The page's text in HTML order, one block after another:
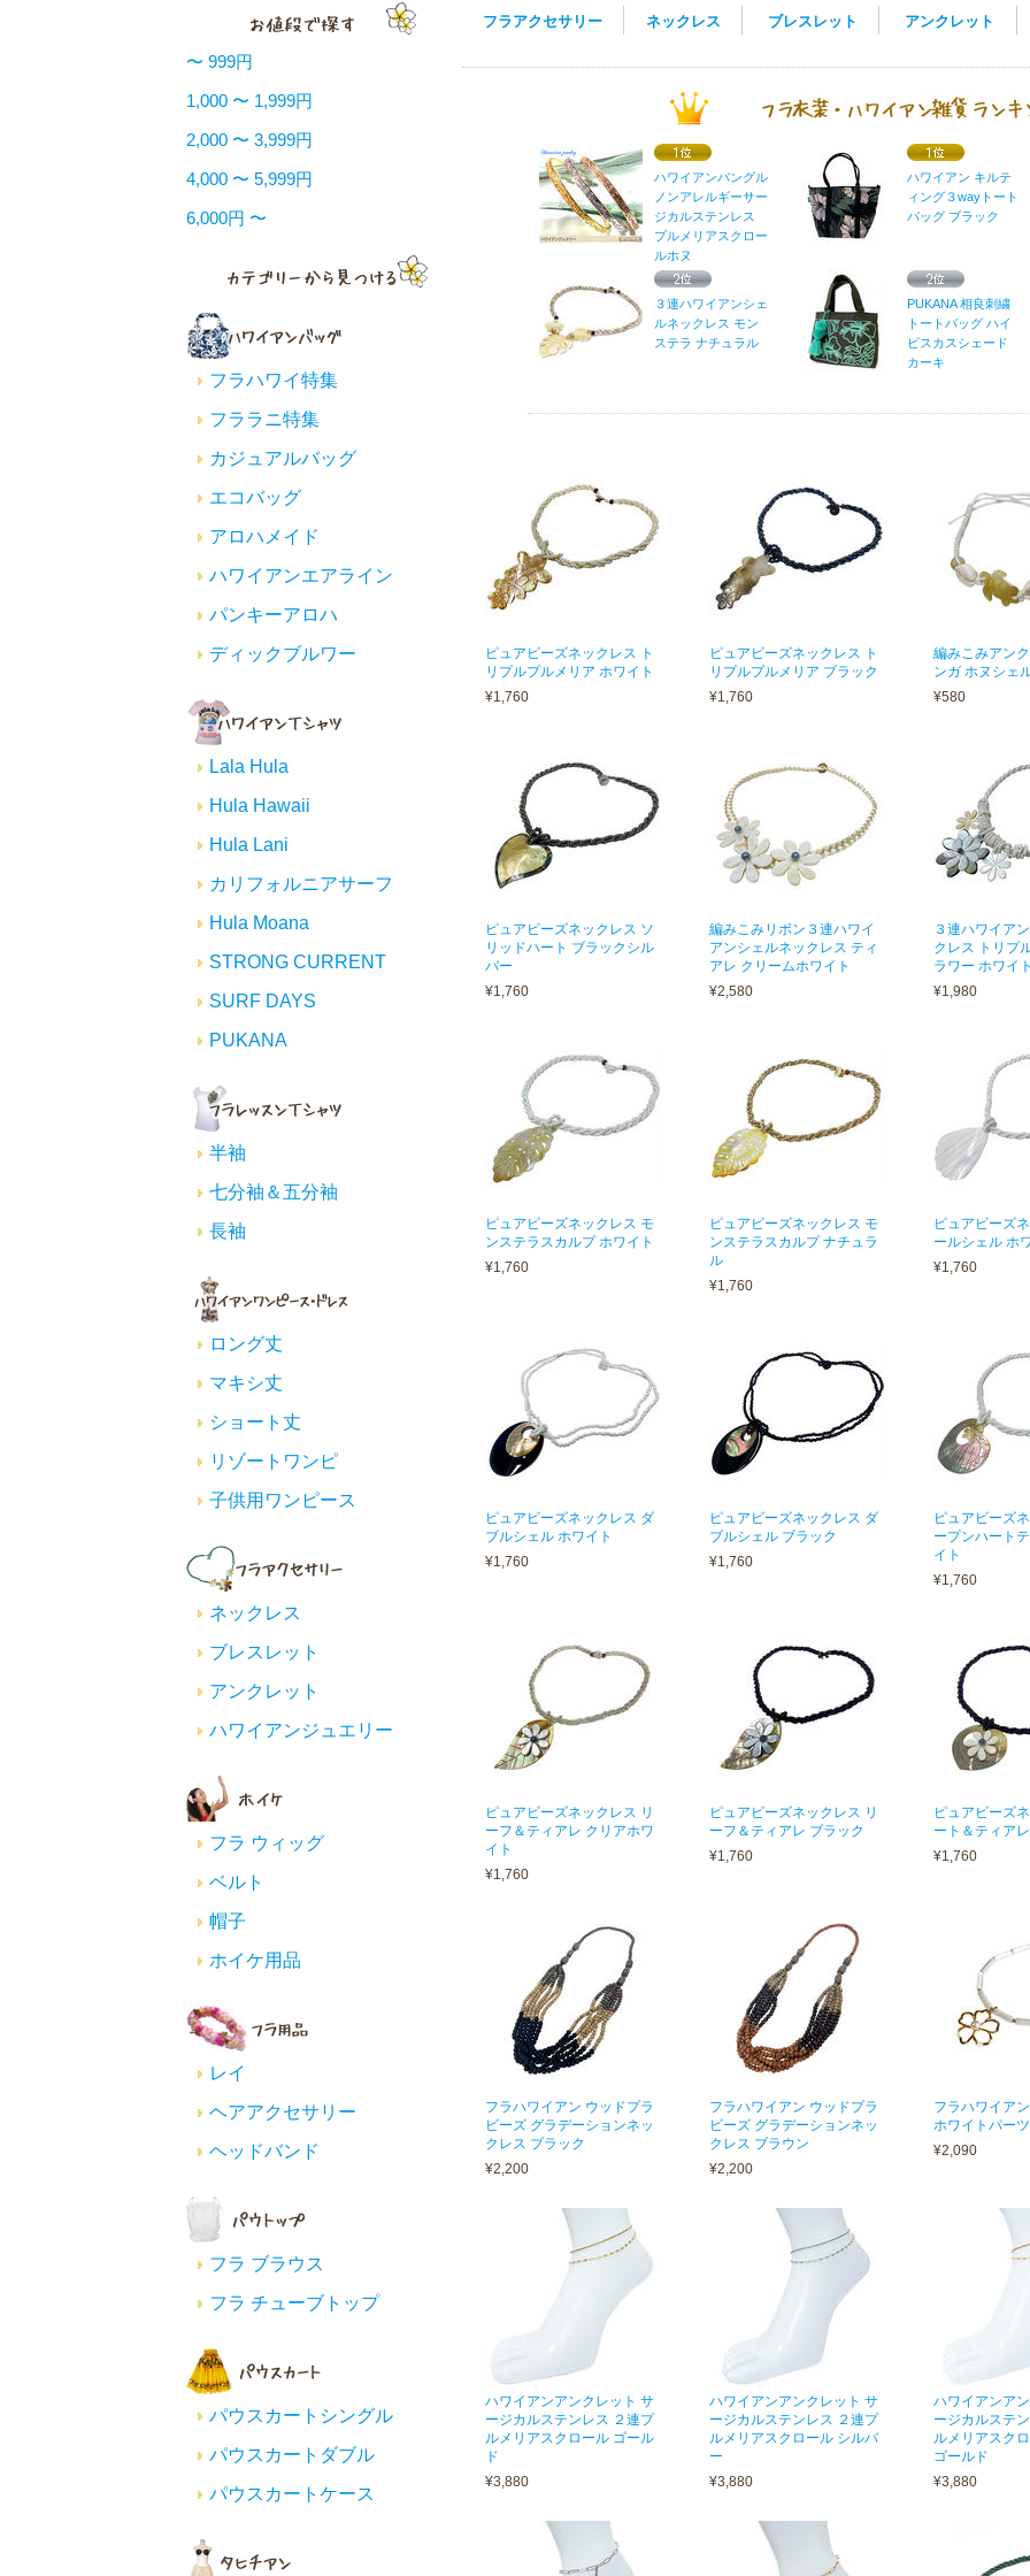
フラアクセサリー ネックレス ブレスレット アンクレット
ハワイアンバングル
ノンアレルギーサー
ジカルステンレス
プルメリアスクロー
ルホヌ
３連ハワイアンシェ
ルネックレス モン
ステラ ナチュラル
ハワイアン キルテ
ィング３wayトート
バッグ ブラック
PUKANA 相良刺繍
トートバッグ ハイ
ビスカスシェード
カーキ
ピュアビーズネックレス ト
リプルプルメリア ホワイト
¥1,760
ピュアビーズネックレス ト
リプルプルメリア ブラック
¥1,760
編みこみアン
ンガ ホヌシェ
¥580
ピュアビーズネックレス ソ
リッドハート ブラックシル
バー
¥1,760
編みこみリボン３連ハワイ
アンシェルネックレス ティ
アレ クリームホワイト
¥2,580
３連ハワイア
クレス トリプ
ラワー ホワイ
¥1,980
ピュアビーズネックレス モ
ンステラスカルプ ホワイト
¥1,760
ピュアビーズネックレス モ
ンステラスカルプ ナチュラ
ル
¥1,760
ピュアビーズ
ールシェル ホ
¥1,760
ピュアビーズネックレス ダ
ブルシェル ホワイト
¥1,760
ピュアビーズネックレス ダ
ブルシェル ブラック
¥1,760
ピュアビーズ
ープンハート
イト
¥1,760
ピュアビーズネックレス リ
ーフ＆ティアレ クリアホワ
イト
¥1,760
ピュアビーズネックレス リ
ーフ＆ティアレ ブラック
¥1,760
ピュアビーズ
ート＆ティア
¥1,760
フラハワイアン ウッドプラ
ビーズ グラデーションネッ
クレス ブラック
¥2,200
フラハワイアン ウッドプラ
ビーズ グラデーションネッ
クレス ブラウン
¥2,200
フラハワイア
ホワイトパー
¥2,090
ハワイアンアンクレット サ
ージカルステンレス ２連プ
ルメリアスクロール ゴール
ド
¥3,880
ハワイアンアンクレット サ
ージカルステンレス ２連プ
ルメリアスクロール シルバ
ー
¥3,880
ハワイアンア
ージカルステ
ルメリアスク
ゴールド
¥3,880
〜 999円
1,000 〜 1,999円
2,000 〜 3,999円
4,000 〜 5,999円
6,000円 〜
フラハワイ特集
フララニ特集
カジュアルバッグ
エコバッグ
アロハメイド
ハワイアンエアライン
パンキーアロハ
ディックブルワー
Lala Hula
Hula Hawaii
Hula Lani
カリフォルニアサーフ
Hula Moana
STRONG CURRENT
SURF DAYS
PUKANA
半袖
七分袖＆五分袖
長袖
ロング丈
マキシ丈
ショート丈
リゾートワンピ
子供用ワンピース
ネックレス
ブレスレット
アンクレット
ハワイアンジュエリー
フラ ウィッグ
ベルト
帽子
ホイケ用品
レイ
ヘアアクセサリー
ヘッドバンド
フラ ブラウス
フラ チューブトップ
パウスカートシングル
パウスカートダブル
パウスカートケース